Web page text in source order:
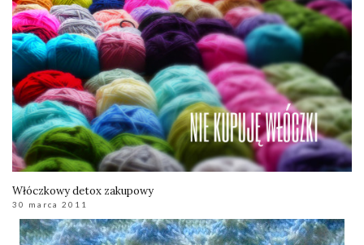
Włóczkowy detox zakupowy
30 marca 2011